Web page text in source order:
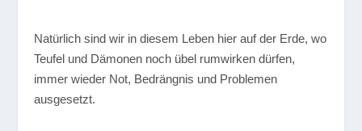
Natürlich sind wir in diesem Leben hier auf der Erde, wo
Teufel und Dämonen noch übel rumwirken dürfen,
immer wieder Not, Bedrängnis und Problemen
ausgesetzt.